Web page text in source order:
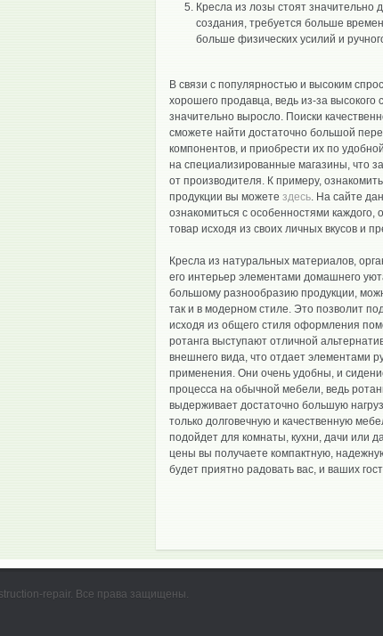
Кресла из лозы стоят значительно
создания, требуется больше
больше физических усилий и
В связи с популярностью и высоким
хорошего продавца, ведь из-за высокого
значительно выросло. Поиски
сможете найти достаточно большой
компонентов, и приобрести их по
на специализированные магазины, что
от производителя. К примеру,
продукции вы можете здесь. На сайте
ознакомиться с особенностями каждого,
товар исходя из своих личных вкусов и
Кресла из натуральных материалов,
его интерьер элементами домашнего
большому разнообразию продукции,
так и в модерном стиле. Это позволит
исходя из общего стиля оформления
ротанга выступают отличной
внешнего вида, что отдает элементами
применения. Они очень удобны, и
процесса на обычной мебели, ведь
выдерживает достаточно большую
только долговечную и качественную
подойдет для комнаты, кухни, дачи или
цены вы получаете компактную,
будет приятно радовать вас, и ваших
repair. Все права защищены.